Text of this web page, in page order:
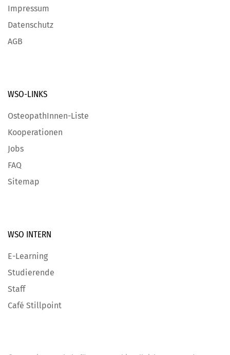
Impressum
Datenschutz
AGB
WSO-LINKS
OsteopathInnen-Liste
Kooperationen
Jobs
FAQ
Sitemap
WSO INTERN
E-Learning
Studierende
Staff
Café Stillpoint